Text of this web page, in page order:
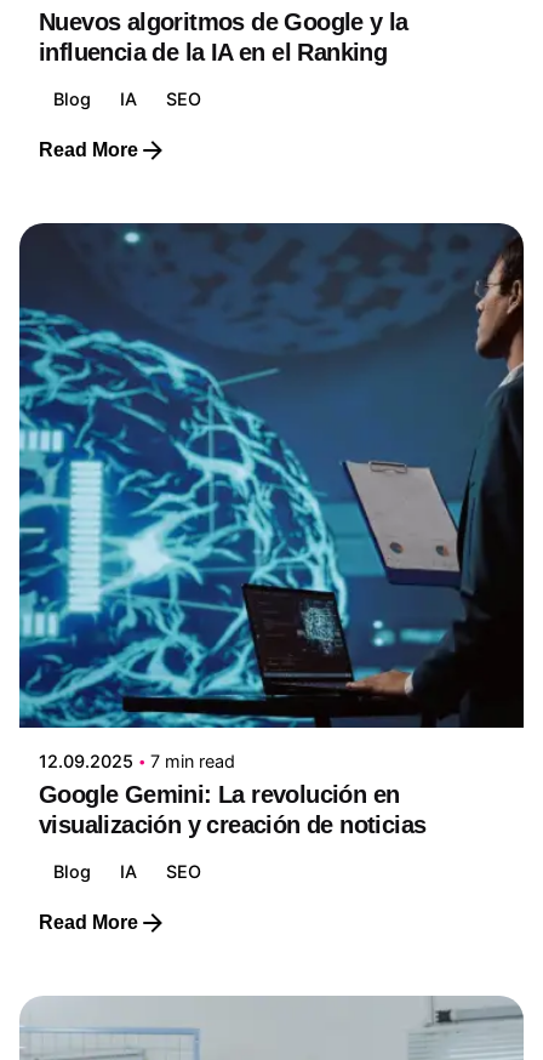
Nuevos algoritmos de Google y la
influencia de la IA en el Ranking
Blog IA SEO
Read More
Posted by
Edwin Ruiz
12.09.2025 7 min read
Google Gemini: La revolución en
visualización y creación de noticias
Blog IA SEO
Read More